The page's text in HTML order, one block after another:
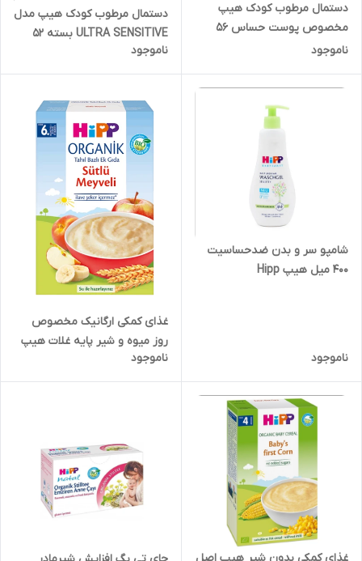
دستمال مرطوب کودک هیپ
مخصوص پوست حساس 56
عددی
ناموجود
دستمال مرطوب کودک هیپ مدل
ULTRA SENSITIVE بسته 52
عددی
ناموجود
شامپو سر و بدن ضدحساسیت
400 میل هیپ Hipp
ناموجود
غذای کمکی ارگانیک مخصوص
روز میوه و شیر پایه غلات هیپ
Hippوزن ۲۰۰ گرم
ناموجود
غذای کمکی بدون شیر هیپ اصل